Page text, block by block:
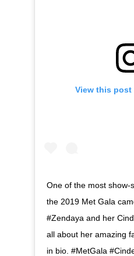
View this post
One of the most show-
the 2019 Met Gala
#Zendaya and her
all about her amazing
in bio. #MetGala